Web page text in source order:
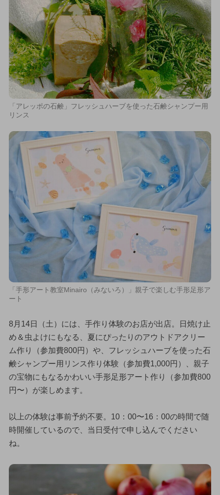
「アレッポの石鹸」フレッシュハーブを使った石鹸シャンプー用
リンス
「手形アート教室Minairo（みないろ）」親子で楽しむ手形足形ア
ート
8月14日（土）には、手作り体験のお店が出店。日焼け止
め＆虫よけにもなる、夏にぴったりのアウトドアクリー
ム作り（参加費800円）や、フレッシュハーブを使った石
鹸シャンプー用リンス作り体験（参加費1,000円）、親子
の宝物にもなるかわいい手形足形アート作り（参加費800
円〜）が楽しめます。
以上の体験は事前予約不要。10：00〜16：00の時間で随
時開催しているので、当日受付で申し込んでください
ね。